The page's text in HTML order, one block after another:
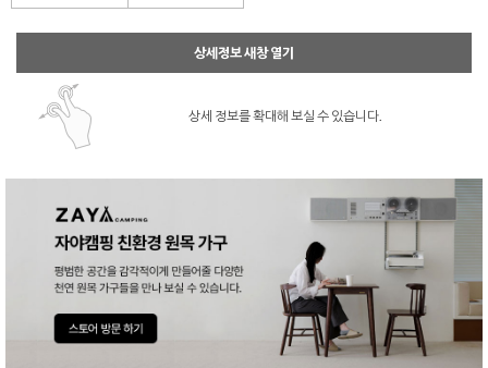
상세정보 새창 열기
상세 정보를 확대해 보실 수 있습니다.